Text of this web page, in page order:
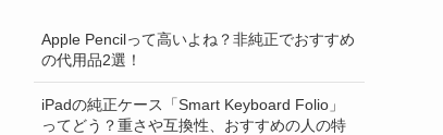
Apple Pencilって高いよね？非純正でおすすめ
の代用品2選！
iPadの純正ケース「Smart Keyboard Folio」
ってどう？重さや互換性、おすすめの人の特